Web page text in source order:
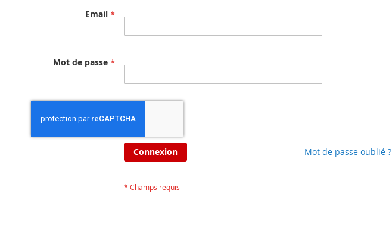
Email
Mot de passe
Connexion Mot de passe oublié ?